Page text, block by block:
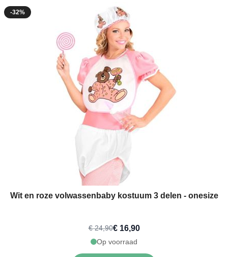
-32%
Wit en roze volwassenbaby kostuum 3 delen - onesize
€ 24,90€ 16,90
Op voorraad